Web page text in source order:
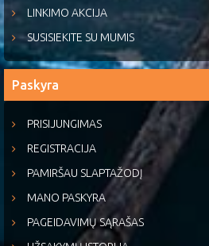
LINKIMO AKCIJA
SUSISIEKITE SU MUMIS
Paskyra
PRISIJUNGIMAS
REGISTRACIJA
PAMIRŠAU SLAPTAŽODĮ
MANO PASKYRA
PAGEIDAVIMŲ SĄRAŠAS